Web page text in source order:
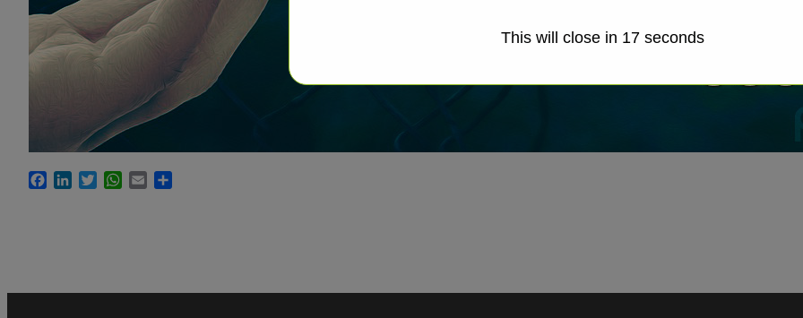
Facebook
LinkedInTwitterWhatsApp
Email
This will close in 16seconds